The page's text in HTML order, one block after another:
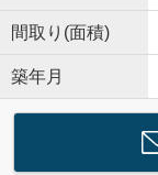
間取り(面積)
築年月